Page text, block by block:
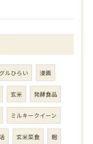
ルひらい 漫画
玄米 発酵食品
ミルキークイーン
玄米菜食 麹